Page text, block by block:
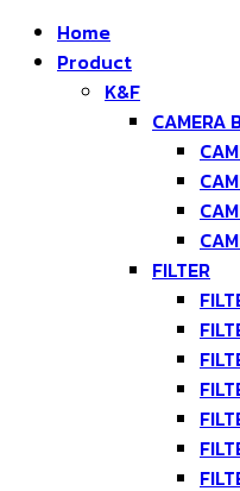
Home
Product
K&F
CAMERA
FILTER